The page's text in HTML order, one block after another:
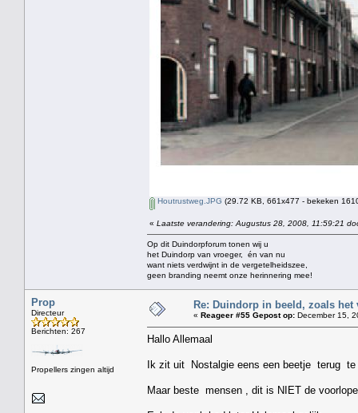
Houtrustweg.JPG (29.72 KB, 661x477 - bekeken
« Laatste verandering: Augustus 28, 2008, 11:59:21
Op dit Duindorpforum tonen wij u
het Duindorp van vroeger, én van nu
want niets verdwijnt in de vergetelheidszee,
geen branding neemt onze herinnering mee!
Prop
Directeur
Berichten: 267
Propellers zingen altijd
Re: Duindorp in beeld, zoals het
« Reageer #55 Gepost op: December 15,
Hallo Allemaal
Ik zit uit Nostalgie eens een beetje terug
Maar beste mensen , dit is NIET de